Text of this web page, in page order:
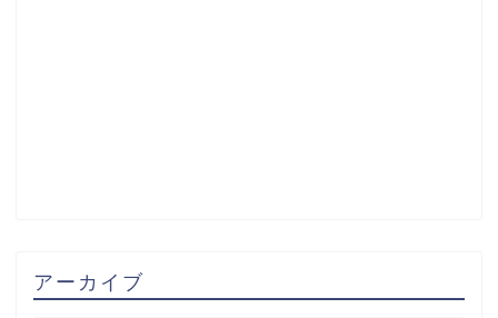
アーカイブ